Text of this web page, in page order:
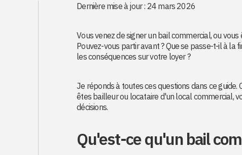
Dernière mise à jour : 24 mars 2026
Vous venez de signer un bail commercial, ou
Pouvez-vous partir avant ? Que se passe-t-il à la
les conséquences sur votre loyer ?
Je réponds à toutes ces questions dans ce guide.
êtes bailleur ou locataire d'un local commercial,
décisions.
Qu'est-ce qu'un bail